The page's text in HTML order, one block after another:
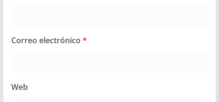
Correo electrónico *
Web